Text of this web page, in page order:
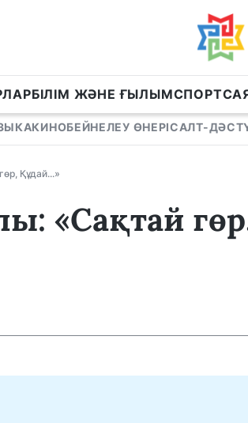
БІЛІМ ЖӘНЕ ҒЫЛЫМСПОРТ
КИНОБЕЙНЕЛЕУ ӨНЕРІСАЛТ-
Құдай...»
«Сақтай